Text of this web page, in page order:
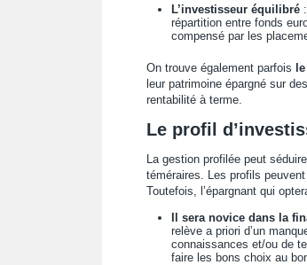
L’investisseur équilibré:
répartition entre fonds
compensé par les
On trouve également parfois
leur patrimoine épargné sur
rentabilité à terme.
Le profil
La gestion profilée peut
téméraires. Les profils
Toutefois, l’épargnant qui
Il sera novice dans la
relève a priori d’un
connaissances et/ou de
faire les bons choix au